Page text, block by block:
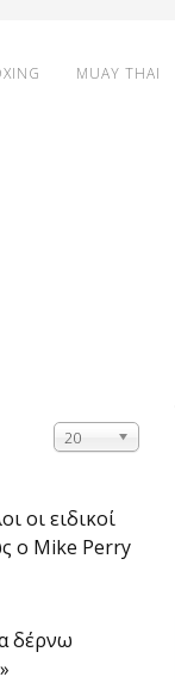
MUAY THAI
20
οι ειδικοί
ο Mike Perry
δέρνω